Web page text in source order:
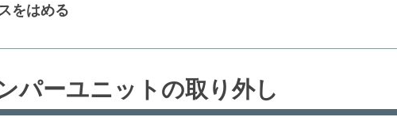
をはめる
パーユニットの取り外し